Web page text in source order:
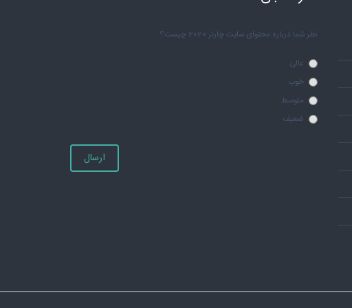
نظر شما درباره محتوای سایت چارتر 2020 چیست؟
عالی
خوب
متوسط
ضعیف
ارسال